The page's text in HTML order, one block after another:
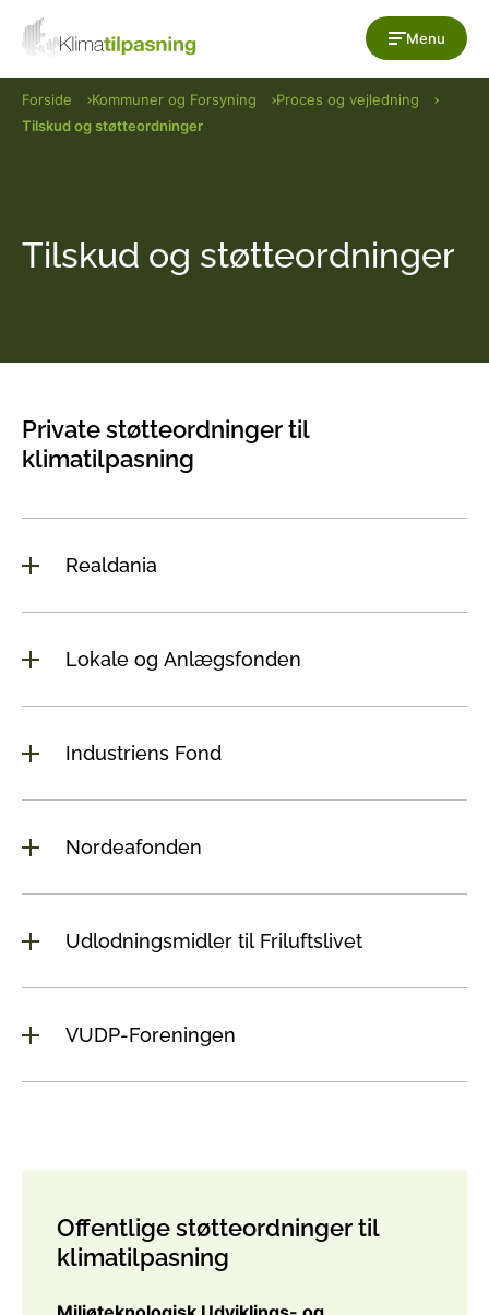
Menu
Forside Kommuner og Forsyning
Proces og vejledning
Tilskud og støtteordninger
Tilskud og støtteordninger
Private støtteordninger til
klimatilpasning
Realdania
Lokale og Anlægsfonden
Industriens Fond
Nordeafonden
Udlodningsmidler til Friluftslivet
VUDP-Foreningen
Offentlige støtteordninger til
klimatilpasning